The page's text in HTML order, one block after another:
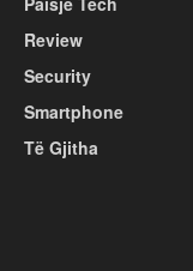
Review
Security
Smartphone
Të Gjitha